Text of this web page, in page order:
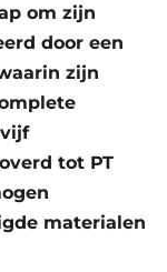
om zijn
door een
zijn
tot PT
materialen